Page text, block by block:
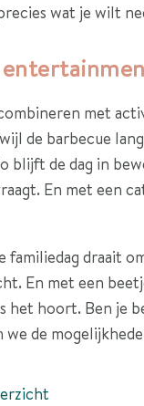
wat je wilt
met
de barbecue
blijft de dag in
En met een
familiedag draait
En met een
het hoort. Ben je
we de